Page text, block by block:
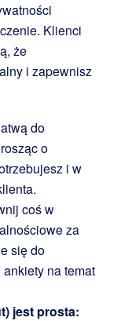
Klienci
że
i zapewnisz
do
o
i w
coś w
za
się do
na temat
jest prosta: